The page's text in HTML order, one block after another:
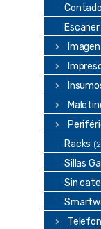
Escaner
Imagen
Racks
Sillas
Sin